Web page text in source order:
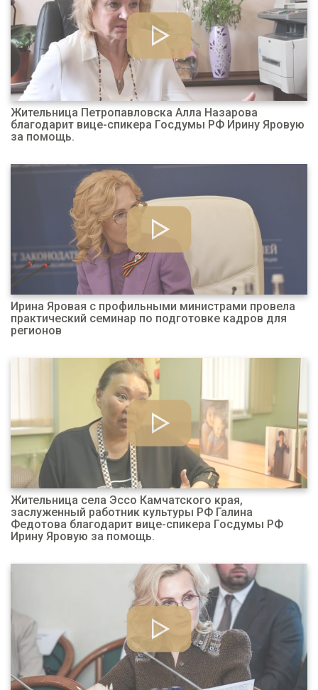
Жительница Петропавловска Алла Назарова
благодарит вице-спикера Госдумы РФ Ирину Яровую
за помощь.
Ирина Яровая с профильными министрами провела
практический семинар по подготовке кадров для
регионов
Жительница села Эссо Камчатского края,
заслуженный работник культуры РФ Галина
Федотова благодарит вице-спикера Госдумы РФ
Ирину Яровую за помощь.